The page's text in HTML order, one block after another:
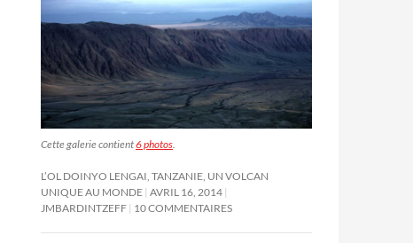
Cette galerie contient6 photos.
L’OL DOINYO LENGAI, TANZANIE, UN VOLCAN
UNIQUE AU MONDE AVRIL 16, 2014
JMBARDINTZEFF 10 COMMENTAIRES